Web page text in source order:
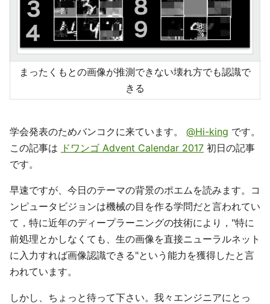
まったくもとの画像が推測できない壊れ方でも認識で
きる
学会発表のためバンコクに来ています。 @Hi-king です。
この記事は ドワンゴ Advent Calendar 2017 初日の記事
です。
早速ですが、今日のテーマの背景のポエムを読みます。コ
ンピュータビジョンは機械の目を作る学問だと言われてい
て，特に近年のディープラーニングの技術により，"特に
前処理とかしなくても、生の画像を直接ニューラルネット
に入力すれば画像認識できる"という能力を獲得したと言
われています。
しかし、ちょっと待って下さい。我々エンジニアにとっ